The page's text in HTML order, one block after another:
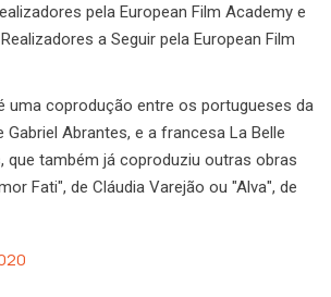
pela European Film Academy e
a Seguir pela European Film
uma coprodução entre os portugueses da
Abrantes, e a francesa La Belle
que também já coproduziu outras obras
Fati", de Cláudia Varejão ou "Alva", de